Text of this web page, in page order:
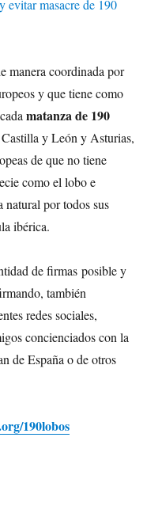
manera coordinada por
y que tiene como
matanza de 190
y León y Asturias,
de que no tiene
como el lobo e
natural por todos sus
ibérica.
de firmas posible y
también
redes sociales,
concienciados con la
de España o de otros
190lobos